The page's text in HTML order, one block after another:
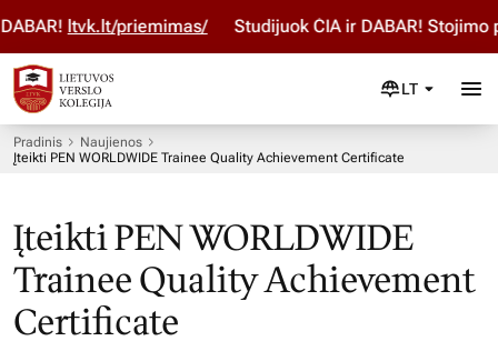
ltvk.lt/priemimas/ Studijuok ČIA ir DABAR! Stojimo
LT
Pradinis
Naujienos
Įteikti PEN WORLDWIDE Trainee Quality Achievement Certificate
Įteikti PEN WORLDWIDE
Trainee Quality Achievement
Certificate